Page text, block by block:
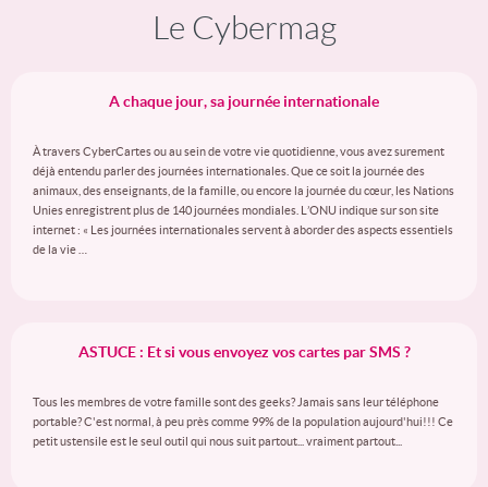
Le Cybermag
A chaque jour, sa journée internationale
À travers CyberCartes ou au sein de votre vie quotidienne, vous avez surement
déjà entendu parler des journées internationales. Que ce soit la journée des
animaux, des enseignants, de la famille, ou encore la journée du cœur, les Nations
Unies enregistrent plus de 140 journées mondiales. L’ONU indique sur son site
internet : « Les journées internationales servent à aborder des aspects essentiels
de la vie …
ASTUCE : Et si vous envoyez vos cartes par SMS ?
Tous les membres de votre famille sont des geeks? Jamais sans leur téléphone
portable? C'est normal, à peu près comme 99% de la population aujourd'hui!!! Ce
petit ustensile est le seul outil qui nous suit partout... vraiment partout...